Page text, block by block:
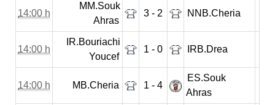
14:00 h
MM.Souk
Ahras
3 - 2 NNB.Cheria
14:00 h
IR.Bouriachi
Youcef
1 - 0 IRB.Drea
14:00 h MB.Cheria 1 - 4
ES.Souk
Ahras